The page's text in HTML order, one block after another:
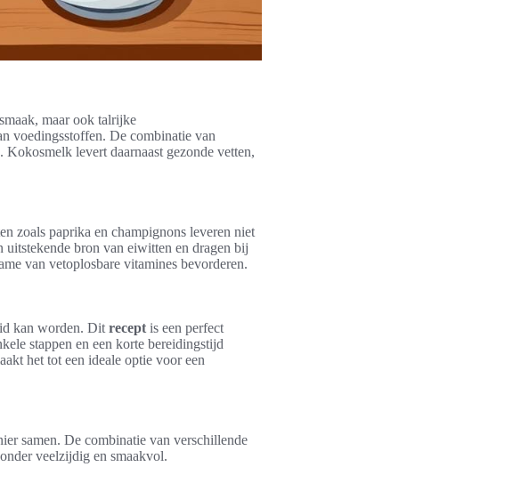
maar ook talrijke
voedingsstoffen. De combinatie van
levert daarnaast gezonde vetten,
zoals paprika en champignons leveren niet
bron van eiwitten en dragen bij
van vetoplosbare vitamines bevorderen.
kan worden. Dit recept is een perfect
stappen en een korte bereidingstijd
het tot een ideale optie voor een
samen. De combinatie van verschillende
veelzijdig en smaakvol.